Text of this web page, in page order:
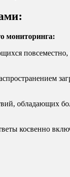
мониторинга:
повсеместно,
обладающих
косвенно